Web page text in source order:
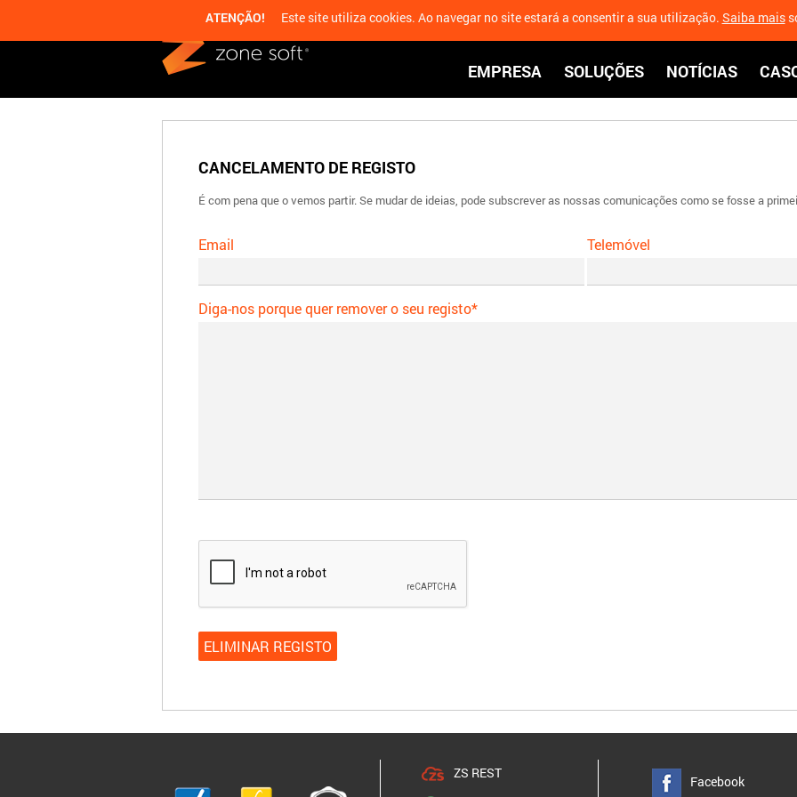
ZoneSoft
EMPRESA SOLUÇÕES NOTÍCIAS
CANCELAMENTO DE REGISTO
É com pena que o vemos partir. Se mudar de ideias, pode subscrever as nossas comunicações como se fosse a
Email Telemóvel
Diga-nos porque quer remover o seu registo*
ELIMINAR REGISTO
ZS REST
Facebook
ATENÇÃO! Este site utiliza cookies. Ao navegar no site estará a consentir a sua utilização. Saiba mais